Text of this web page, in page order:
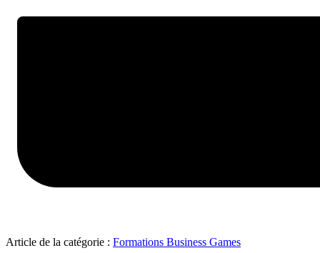
Article de la catégorie : Formations Business Games